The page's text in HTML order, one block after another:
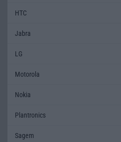
HTC
Jabra
LG
Motorola
Nokia
Plantronics
Sagem